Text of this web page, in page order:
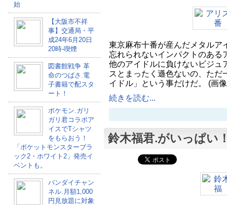
始
【大阪市不祥
事】交通局・平
成24年6月20日
20時-喫煙
図書館戦争 革
命のつばさ.電
子書籍で配スタ
ート！
ポケモン.ガリ
ガリ君コラボア
イスでTシャツ
をもらおう！
「ポケットモンスターブラ
ック2・ホワイト2」発売イ
ベントも。
バンダイチャン
ネル.月額1,000
円見放題に対象
東京麻布十番が産んだメタルア
忘れられないインパクトのある
他のアイドルに負けないビジュ
スとまったく遜色ないの、ただ
イドル」という事だけだ。 (画
続きを読む...
鈴木福君.がいっぱい